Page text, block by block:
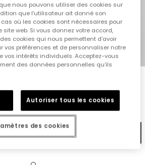
1 2 3 4 5
11,15 €
nous pouvons utiliser des cookies sur
que l'utilisateur ait donné son
où les cookies sont nécessaires pour
web. Si vous donnez votre accord,
cookies qui nous permettent d'avoir
vos préférences et de personnaliser notre
vos intérêts individuels. Acceptez-vous
des données personnelles qu'ils
Autoriser tous les cookies
des cookies